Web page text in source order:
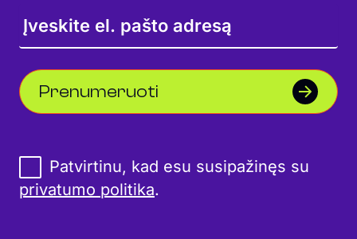
Prenumeruoti
Patvirtinu, kad esu susipažinęs su
privatumo politika.